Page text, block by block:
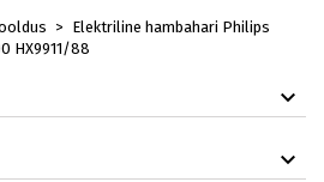
Elektriline hambahari Philips
HX9911/88
Loobu Loo soovinimekiri